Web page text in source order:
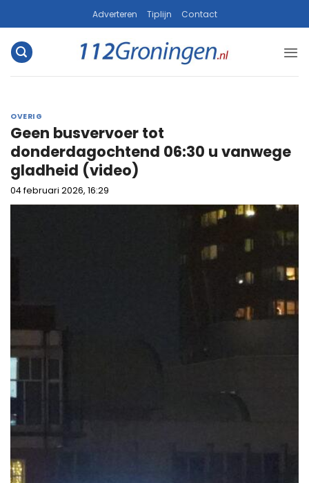
naar
inhoud
Adverteren Tiplijn Contact
OVERIG
Geen busvervoer tot
donderdagochtend 06:30 u vanwege
gladheid (video)
04 februari 2026, 16:29